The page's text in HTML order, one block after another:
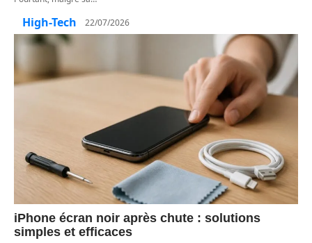
High-Tech 22/07/2026
iPhone écran noir après chute : solutions
simples et efficaces